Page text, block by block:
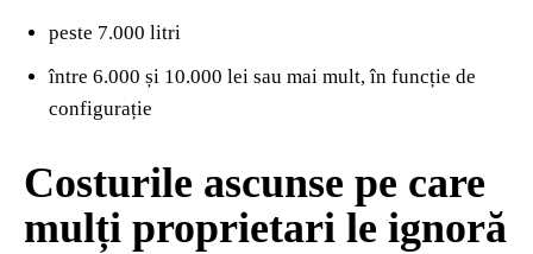
peste 7.000 litri
între 6.000 și 10.000 lei sau mai mult, în funcție de
configurație
Costurile ascunse pe care
mulți proprietari le ignoră